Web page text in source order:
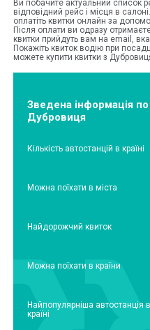
Ви побачите актуальний список
відповідний рейс і місця в
оплатіть квитки онлайн за
Після оплати ви одразу
квитки прийдуть вам на email,
Покажіть квиток водію при
можете купити квитки з
Зведена інформація
Дубровиця
Кількість автостанцій в країні
Можна поїхати в міста
Найдорожчий квиток
Можна поїхати в країни
Найпопулярніша автостанція в
країні